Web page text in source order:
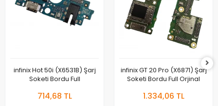
infinix Hot 50i (X6531B) Şarj
Soketi Bordu Full
714,68 TL
infinix GT 20 Pro (X6871) Şarj
Soketi Bordu Full Orjinal
1.334,06 TL